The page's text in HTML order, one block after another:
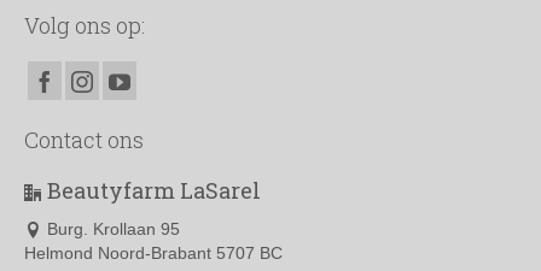
Volg ons op:
Contact ons
Beautyfarm LaSarel
Burg. Krollaan 95
Helmond Noord-Brabant 5707 BC